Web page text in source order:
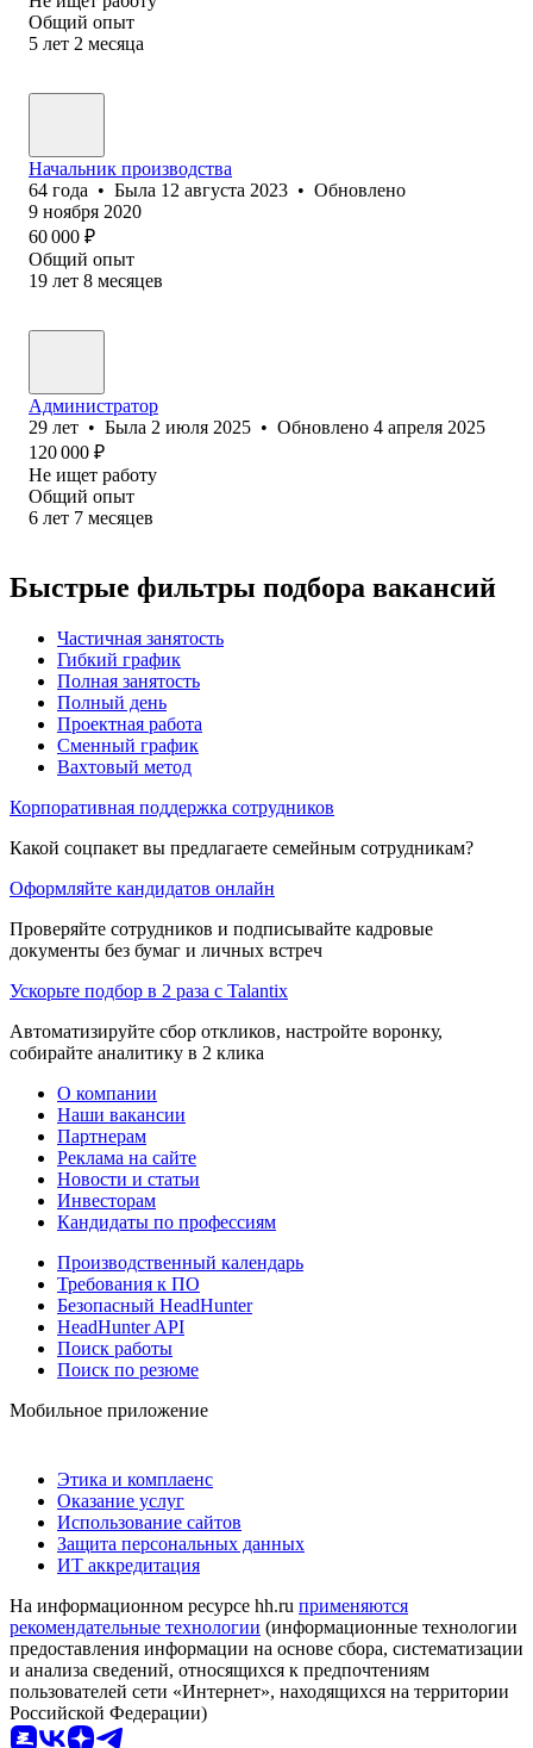
Общий опыт
5 лет 2 месяца
Начальник производства
64 года • Была 12 августа 2023 • Обновлено
9 ноября 2020
60 000 ₽
Общий опыт
19 лет 8 месяцев
Администратор
29 лет • Была 2 июля 2025 • Обновлено 4 апреля 2025
120 000 ₽
Не ищет работу
Общий опыт
6 лет 7 месяцев
Быстрые фильтры подбора вакансий
Частичная занятость
Гибкий график
Полная занятость
Полный день
Проектная работа
Сменный график
Вахтовый метод
Корпоративная поддержка сотрудников
Какой соцпакет вы предлагаете семейным сотрудникам?
Оформляйте кандидатов онлайн
Проверяйте сотрудников и подписывайте кадровые
документы без бумаг и личных встреч
Ускорьте подбор в 2 раза с Talantix
Автоматизируйте сбор откликов, настройте воронку,
собирайте аналитику в 2 клика
О компании
Наши вакансии
Партнерам
Реклама на сайте
Новости и статьи
Инвесторам
Кандидаты по профессиям
Производственный календарь
Требования к ПО
Безопасный HeadHunter
HeadHunter API
Поиск работы
Поиск по резюме
Мобильное приложение
Этика и комплаенс
Оказание услуг
Использование сайтов
Защита персональных данных
ИТ аккредитация
На информационном ресурсе hh.ru применяются
рекомендательные технологии (информационные технологии
предоставления информации на основе сбора, систематизации
и анализа сведений, относящихся к предпочтениям
пользователей сети «Интернет», находящихся на территории
Российской Федерации)